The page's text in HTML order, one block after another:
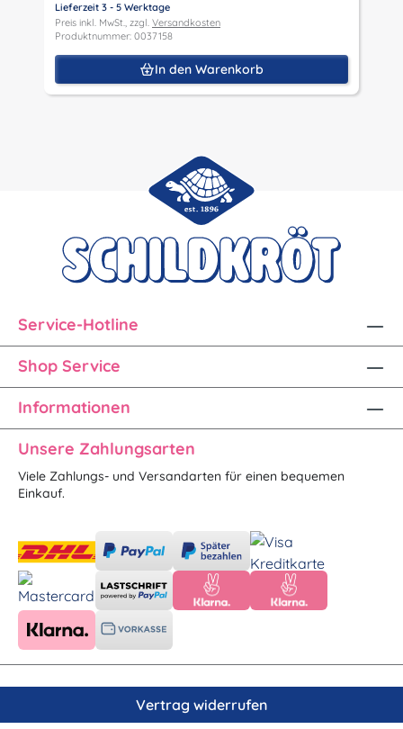
Lieferzeit 3 - 5 Werktage
Preis inkl. MwSt., zzgl. Versandkosten
Produktnummer: 0037158
In den Warenkorb
Service-Hotline
Shop Service
Informationen
Unsere Zahlungsarten
Viele Zahlungs- und Versandarten für einen bequemen
Einkauf.
Vertrag widerrufen